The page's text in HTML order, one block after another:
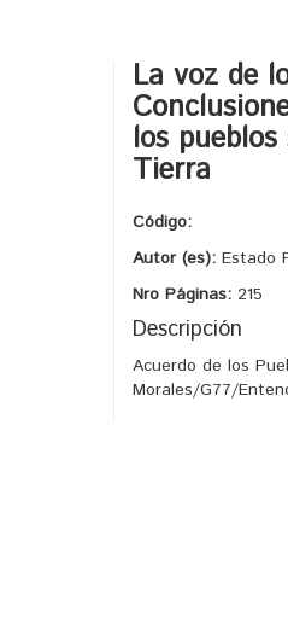
La voz de
los
Tierra
Código:
Autor (es): Estado
Nro Páginas: 215
Descripción
Acuerdo de los
Morales/G77/